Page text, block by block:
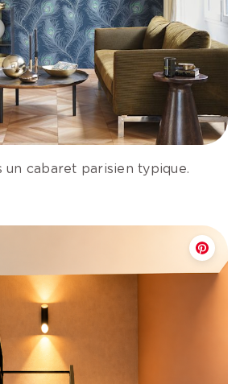
un cabaret parisien typique.